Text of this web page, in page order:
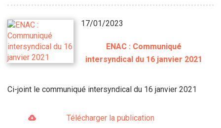
17/01/2023
ENAC : Communiqué
intersyndical du 16 janvier 2021
Ci-joint le communiqué intersyndical du 16 janvier 2021
Télécharger la publication